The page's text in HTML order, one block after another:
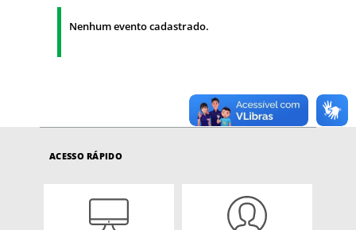
Nenhum evento cadastrado.
ACESSO RÁPIDO